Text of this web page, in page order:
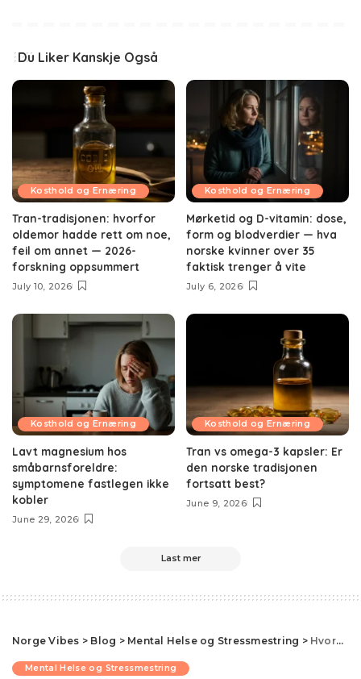
Du Liker Kanskje Også
Kosthold og Ernæring
Tran-tradisjonen: hvorfor
oldemor hadde rett om noe,
feil om annet — 2026-
forskning oppsummert
July 10, 2026
Kosthold og Ernæring
Mørketid og D-vitamin: dose,
form og blodverdier — hva
norske kvinner over 35
faktisk trenger å vite
July 6, 2026
Kosthold og Ernæring
Lavt magnesium hos
småbarnsforeldre:
symptomene fastlegen ikke
kobler
June 29, 2026
Kosthold og Ernæring
Tran vs omega-3 kapsler: Er
den norske tradisjonen
fortsatt best?
June 9, 2026
Last mer
Norge Vibes > Blog > Mental Helse og Stressmestring > Hvordan påvirker månefaser søvnkvaliteten din? Er det mer enn en myte?
Mental Helse og Stressmestring